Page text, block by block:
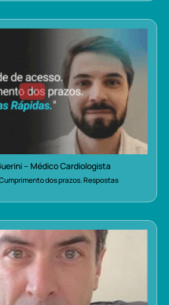
– Médico Cardiologista
dos prazos. Respostas